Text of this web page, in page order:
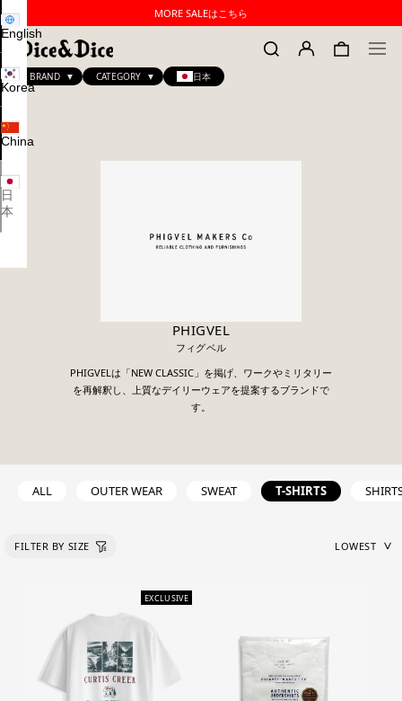
MORE SALEはこちら
BRAND CATEGORY 日本
English
Korea
China
日
本
PHIGVEL
フィグベル
PHIGVELは「NEW CLASSIC」を掲げ、ワークやミリタリー
を再解釈し、上質なデイリーウェアを提案するブランドで
す。
ALL OUTER WEAR SWEAT T-SHIRTS
EXCLUSIVE